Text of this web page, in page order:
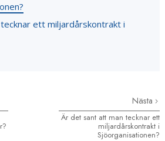
ett miljardårskontrakt i
Nästa
Är det sant att man tecknar ett
miljardårskontrakt i
Sjöorganisationen?